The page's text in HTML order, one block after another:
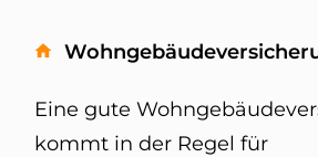
Eine gute
kommt in der Regel für